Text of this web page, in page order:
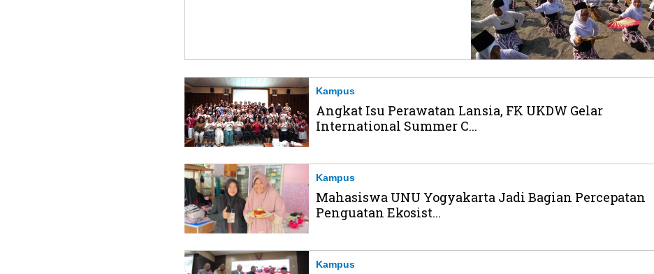
Kampus
Angkat Isu Perawatan Lansia, FK UKDW Gelar
International Summer C...
Kampus
Mahasiswa UNU Yogyakarta Jadi Bagian Percepatan
Penguatan Ekosist...
Kampus